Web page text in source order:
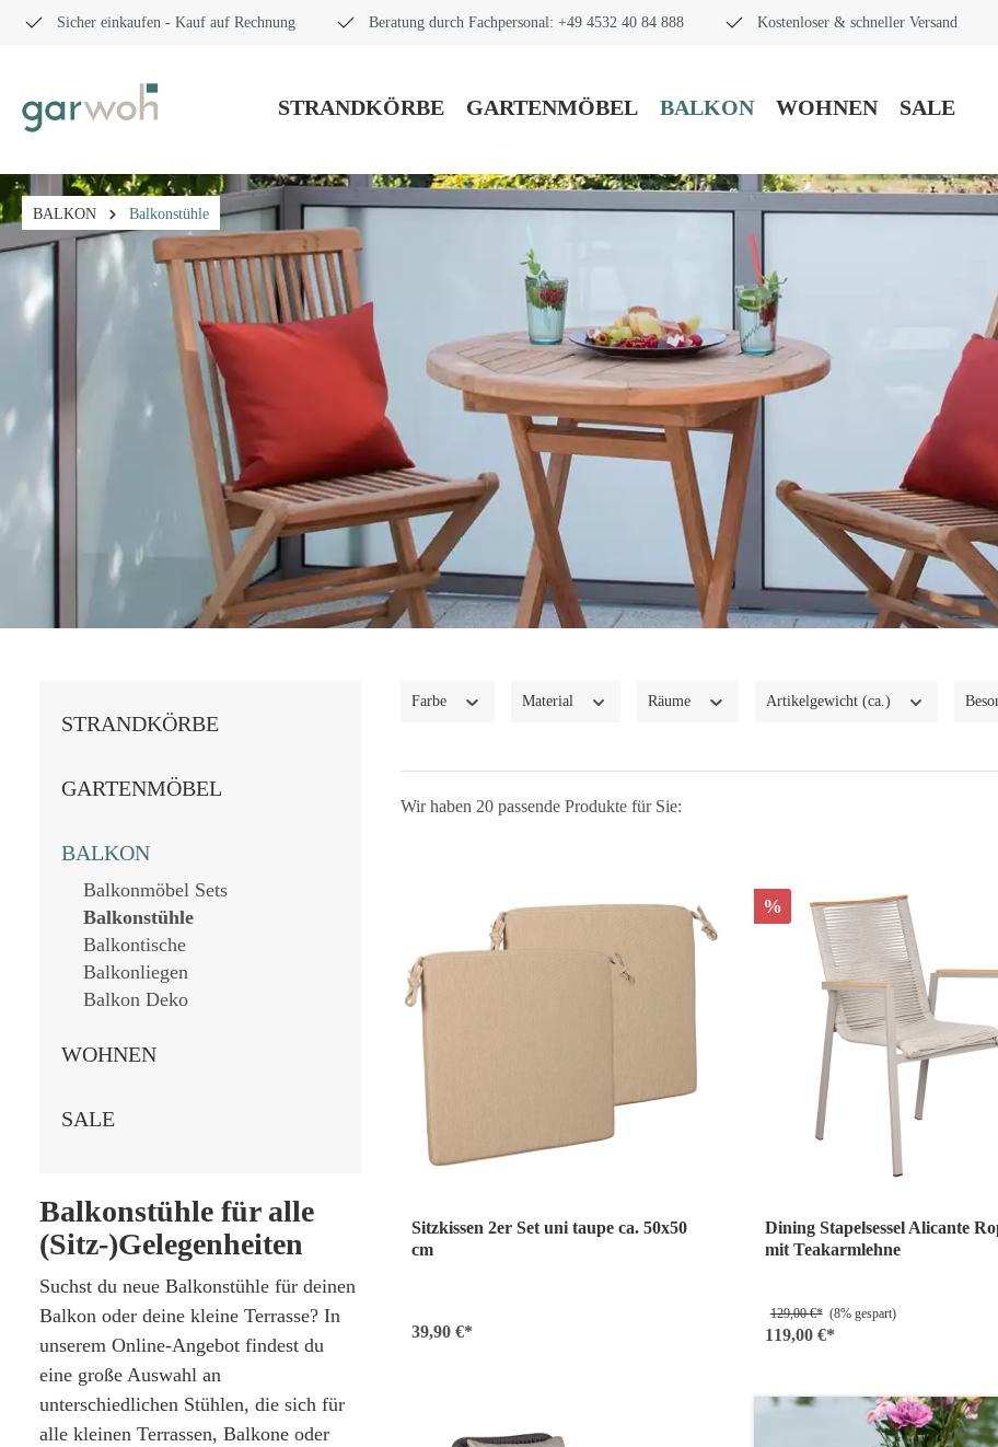
Sicher einkaufen - Kauf auf Rechnung Beratung durch Fachpersonal: +49 4532 40 84 888 Kostenloser & schneller Versand
STRANDKÖRBE GARTENMÖBEL BALKON WOHNEN SALE
BALKON Balkonstühle
STRANDKÖRBE
GARTENMÖBEL
BALKON
Balkonmöbel Sets
Balkonstühle
Balkontische
Balkonliegen
Balkon Deko
WOHNEN
SALE
Balkonstühle für alle
(Sitz-)Gelegenheiten
Suchst du neue Balkonstühle für deinen
Balkon oder deine kleine Terrasse? In
unserem Online-Angebot findest du
eine große Auswahl an
unterschiedlichen Stühlen, die sich für
alle kleinen Terrassen, Balkone oder
Farbe Material Räume Artikelgewicht (ca.)
Wir haben 20 passende Produkte für Sie:
Sitzkissen 2er Set uni taupe ca. 50x50
cm
39,90 €*
%
Dining Stapelsessel Alicante
mit Teakarmlehne
129,00 €* (8% gespart)
119,00 €*